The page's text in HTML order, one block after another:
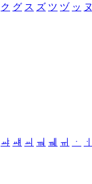
ク グ ス ズ ツ ヅ ッ ヌ
ㆇ ㆈ ㆉ ㆊ ㆋ ㆌ ㆍ
ㆎ